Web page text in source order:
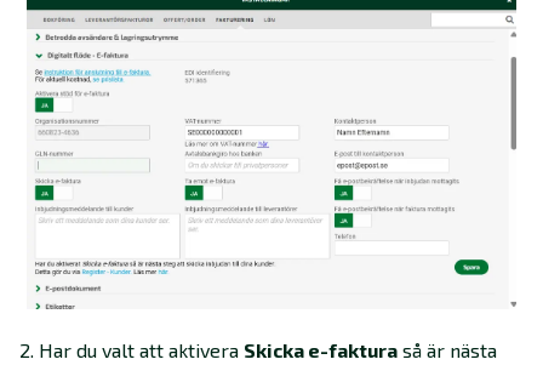
2. Har du valt att aktivera Skicka e-faktura så är nästa